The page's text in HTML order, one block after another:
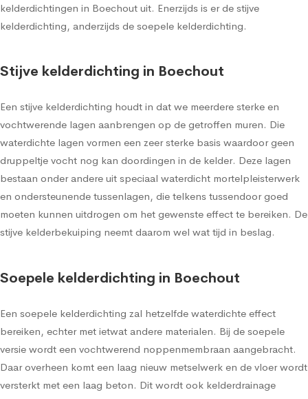
kelderdichtingen in Boechout uit. Enerzijds is er de stijve
kelderdichting, anderzijds de soepele kelderdichting.
Stijve kelderdichting in Boechout
Een stijve kelderdichting houdt in dat we meerdere sterke en
vochtwerende lagen aanbrengen op de getroffen muren. Die
waterdichte lagen vormen een zeer sterke basis waardoor geen
druppeltje vocht nog kan doordingen in de kelder. Deze lagen
bestaan onder andere uit speciaal waterdicht mortelpleisterwerk
en ondersteunende tussenlagen, die telkens tussendoor goed
moeten kunnen uitdrogen om het gewenste effect te bereiken. De
stijve kelderbekuiping neemt daarom wel wat tijd in beslag.
Soepele kelderdichting in Boechout
Een soepele kelderdichting zal hetzelfde waterdichte effect
bereiken, echter met ietwat andere materialen. Bij de soepele
versie wordt een vochtwerend noppenmembraan aangebracht.
Daar overheen komt een laag nieuw metselwerk en de vloer wordt
versterkt met een laag beton. Dit wordt ook kelderdrainage